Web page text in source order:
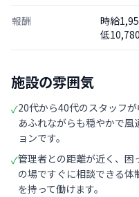
報酬
時給
低10,780
施設の雰囲気
✓20代から40代のスタッフ
あふれながらも穏やかで
ョンです。
✓管理者との距離が近く、困
の場ですぐに相談できる
を持って働けます。